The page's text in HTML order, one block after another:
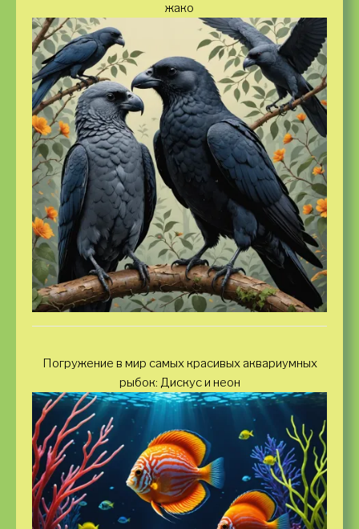
жако
Погружение в мир самых красивых аквариумных
рыбок: Дискус и неон